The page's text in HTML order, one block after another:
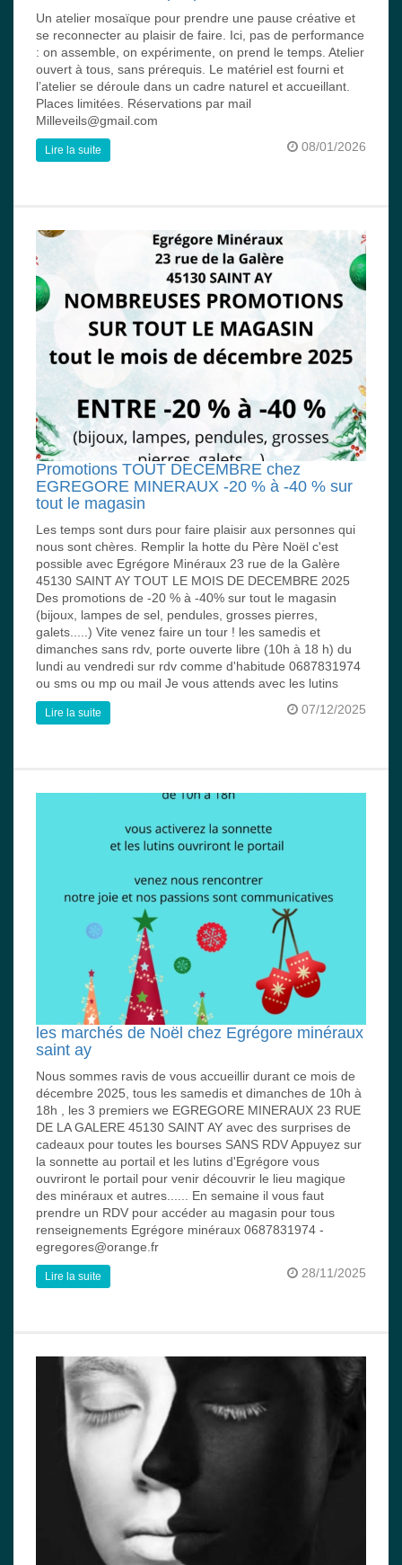
Un atelier mosaïque pour prendre une pause créative et
se reconnecter au plaisir de faire. Ici, pas de performance
: on assemble, on expérimente, on prend le temps. Atelier
ouvert à tous, sans prérequis. Le matériel est fourni et
l’atelier se déroule dans un cadre naturel et accueillant.
Places limitées. Réservations par mail
Milleveils@gmail.com
08/01/2026
Lire la suite
Promotions TOUT DECEMBRE chez
EGREGORE MINERAUX -20 % à -40 % sur
tout le magasin
Les temps sont durs pour faire plaisir aux personnes qui
nous sont chères. Remplir la hotte du Père Noël c'est
possible avec Egrégore Minéraux 23 rue de la Galère
45130 SAINT AY TOUT LE MOIS DE DECEMBRE 2025
Des promotions de -20 % à -40% sur tout le magasin
(bijoux, lampes de sel, pendules, grosses pierres,
galets.....) Vite venez faire un tour ! les samedis et
dimanches sans rdv, porte ouverte libre (10h à 18 h) du
lundi au vendredi sur rdv comme d'habitude 0687831974
ou sms ou mp ou mail Je vous attends avec les lutins
07/12/2025
Lire la suite
les marchés de Noël chez Egrégore minéraux
saint ay
Nous sommes ravis de vous accueillir durant ce mois de
décembre 2025, tous les samedis et dimanches de 10h à
18h , les 3 premiers we EGREGORE MINERAUX 23 RUE
DE LA GALERE 45130 SAINT AY avec des surprises de
cadeaux pour toutes les bourses SANS RDV Appuyez sur
la sonnette au portail et les lutins d'Egrégore vous
ouvriront le portail pour venir découvrir le lieu magique
des minéraux et autres...... En semaine il vous faut
prendre un RDV pour accéder au magasin pour tous
renseignements Egrégore minéraux 0687831974 -
egregores@orange.fr
28/11/2025
Lire la suite